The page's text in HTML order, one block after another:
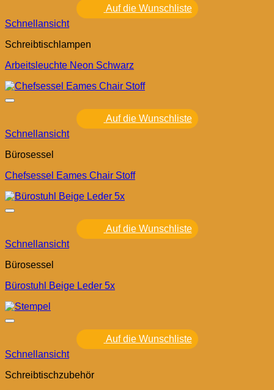
Auf die Wunschliste
Schnellansicht
Schreibtischlampen
Arbeitsleuchte Neon Schwarz
Auf die Wunschliste
Schnellansicht
Bürosessel
Chefsessel Eames Chair Stoff
Auf die Wunschliste
Schnellansicht
Bürosessel
Bürostuhl Beige Leder 5x
Auf die Wunschliste
Schnellansicht
Schreibtischzubehör